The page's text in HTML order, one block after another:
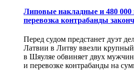
Липовые накладные и 480 000
перевозка контрабанды
Перед судом предстанет дуэт
Латвии в Литву ввезли
в Шяуляе обвиняет двух
и перевозке контрабанды на